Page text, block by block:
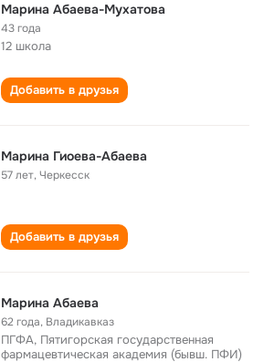
Марина Абаева-Мухатова
43 года
12 школа
Добавить в друзья
Марина Гиоева-Абаева
57 лет,Черкесск
Добавить в друзья
Марина Абаева
62 года, Владикавказ
ПГФА, Пятигорская государственная
фармацевтическая академия (бывш. ПФИ)